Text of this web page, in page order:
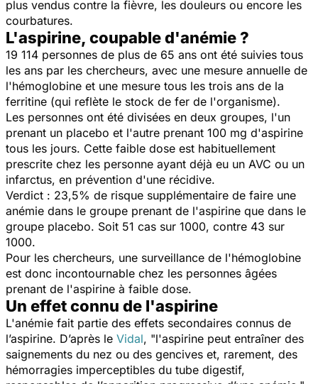
plus vendus contre la fièvre, les douleurs ou encore les
courbatures.
L'aspirine, coupable d'anémie ?
19 114 personnes de plus de 65 ans ont été suivies tous
les ans par les chercheurs, avec une mesure annuelle de
l'hémoglobine et une mesure tous les trois ans de la
ferritine (qui reflète le stock de fer de l'organisme).
Les personnes ont été divisées en deux groupes, l'un
prenant un placebo et l'autre prenant 100 mg d'aspirine
tous les jours. Cette faible dose est habituellement
prescrite chez les personne ayant déjà eu un AVC ou un
infarctus, en prévention d'une récidive.
Verdict : 23,5% de risque supplémentaire de faire une
anémie dans le groupe prenant de l'aspirine que dans le
groupe placebo. Soit 51 cas sur 1000, contre 43 sur
1000.
Pour les chercheurs, une surveillance de l'hémoglobine
est donc incontournable chez les personnes âgées
prenant de l'aspirine à faible dose.
Un effet connu de l'aspirine
L'anémie fait partie des effets secondaires connus de
l’aspirine. D’après le Vidal, "l'aspirine peut entraîner des
saignements du nez ou des gencives et, rarement, des
hémorragies imperceptibles du tube digestif,